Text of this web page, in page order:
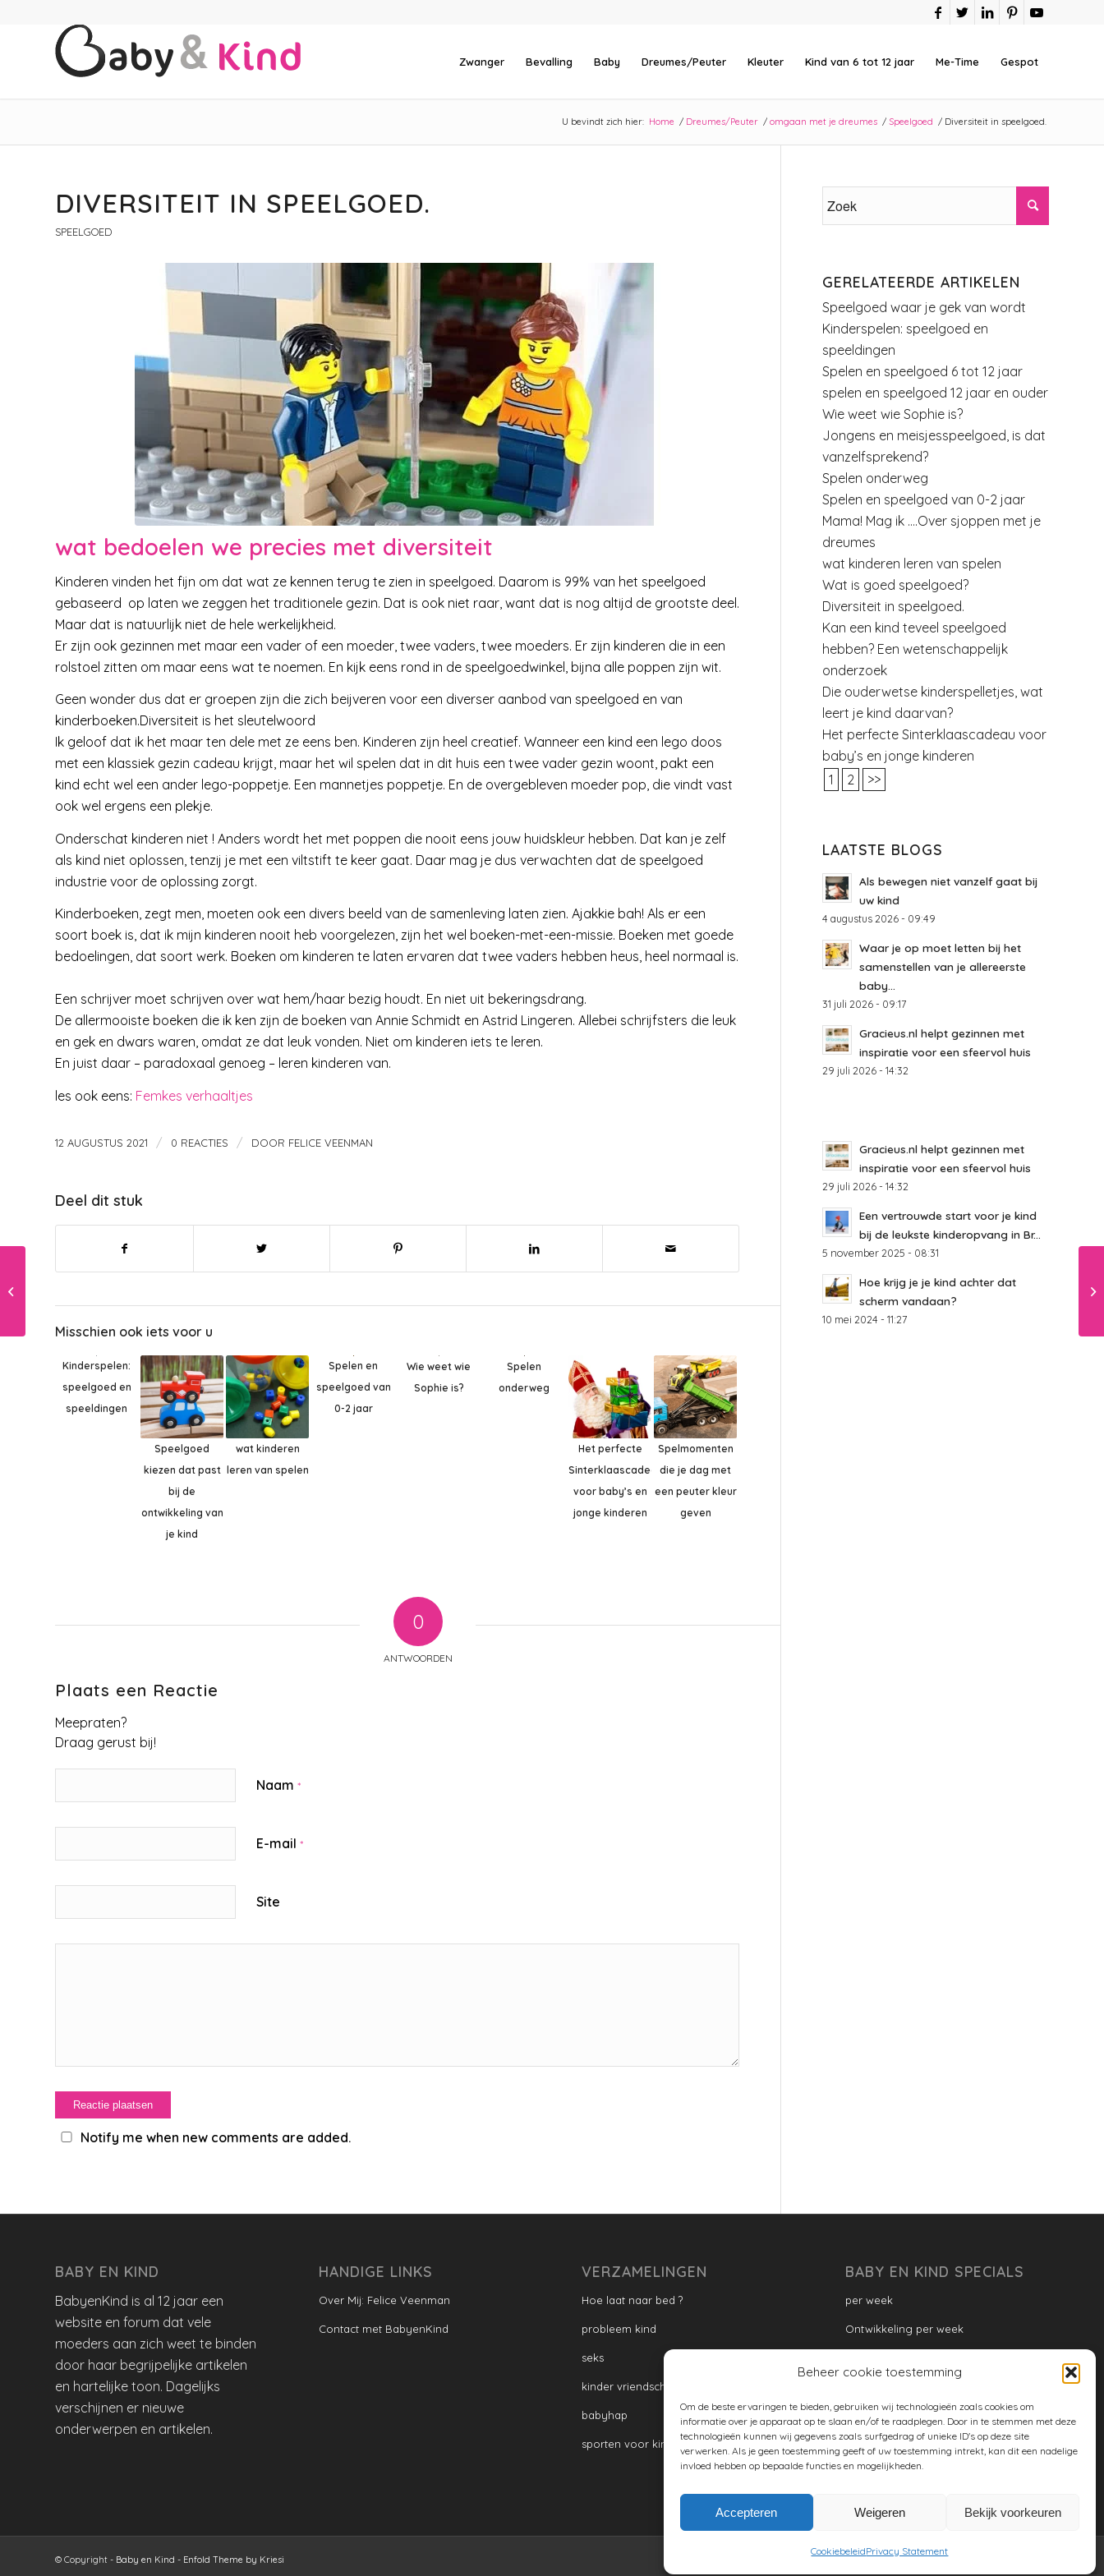
Beheer cookie toestemming
Om de beste ervaringen te bieden, gebruiken wij technologieën zoals cookies om
informatie over je apparaat op te slaan en/of te raadplegen. Door in te stemmen met deze
technologieën kunnen wij gegevens zoals surfgedrag of unieke ID's op deze site
verwerken. Als je geen toestemming geeft of uw toestemming intrekt, kan dit een nadelige
invloed hebben op bepaalde functies en mogelijkheden.
Accepteren Weigeren Bekijk voorkeuren
CookiebeleidPrivacy Statement
Zwanger Bevalling Baby Dreumes/Peuter Kleuter Kind van 6 tot 12 jaar Me-Time Gespot
U bevindt zich hier: Home / Dreumes/Peuter / omgaan met je dreumes / Speelgoed / Diversiteit in speelgoed.
DIVERSITEIT IN SPEELGOED.
SPEELGOED
wat bedoelen we precies met diversiteit
Kinderen vinden het fijn om dat wat ze kennen terug te zien in speelgoed. Daarom is 99% van het speelgoed
gebaseerd op laten we zeggen het traditionele gezin. Dat is ook niet raar, want dat is nog altijd de grootste deel.
Maar dat is natuurlijk niet de hele werkelijkheid.
Er zijn ook gezinnen met maar een vader of een moeder, twee vaders, twee moeders. Er zijn kinderen die in een
rolstoel zitten om maar eens wat te noemen. En kijk eens rond in de speelgoedwinkel, bijna alle poppen zijn wit.
Geen wonder dus dat er groepen zijn die zich beijveren voor een diverser aanbod van speelgoed en van
kinderboeken.Diversiteit is het sleutelwoord
Ik geloof dat ik het maar ten dele met ze eens ben. Kinderen zijn heel creatief. Wanneer een kind een lego doos
met een klassiek gezin cadeau krijgt, maar het wil spelen dat in dit huis een twee vader gezin woont, pakt een
kind echt wel een ander lego-poppetje. Een mannetjes poppetje. En de overgebleven moeder pop, die vindt vast
ook wel ergens een plekje.
Onderschat kinderen niet ! Anders wordt het met poppen die nooit eens jouw huidskleur hebben. Dat kan je zelf
als kind niet oplossen, tenzij je met een viltstift te keer gaat. Daar mag je dus verwachten dat de speelgoed
industrie voor de oplossing zorgt.
Kinderboeken, zegt men, moeten ook een divers beeld van de samenleving laten zien. Ajakkie bah! Als er een
soort boek is, dat ik mijn kinderen nooit heb voorgelezen, zijn het wel boeken-met-een-missie. Boeken met goede
bedoelingen, dat soort werk. Boeken om kinderen te laten ervaren dat twee vaders hebben heus, heel normaal is.
Een schrijver moet schrijven over wat hem/haar bezig houdt. En niet uit bekeringsdrang.
De allermooiste boeken die ik ken zijn de boeken van Annie Schmidt en Astrid Lingeren. Allebei schrijfsters die leuk
en gek en dwars waren, omdat ze dat leuk vonden. Niet om kinderen iets te leren.
En juist daar – paradoxaal genoeg – leren kinderen van.
les ook eens: Femkes verhaaltjes
12 AUGUSTUS 2021 / 0 REACTIES / DOOR FELICE VEENMAN
Deel dit stuk
Misschien ook iets voor u
Kinderspelen:
speelgoed en
speeldingen
Speelgoed
kiezen dat past
bij de
ontwikkeling van
je kind
wat kinderen
leren van spelen
Spelen en
speelgoed van
0-2 jaar
Wie weet wie
Sophie is?
Spelen
onderweg
Het perfecte
Sinterklaascadeau
voor baby’s en
jonge kinderen
Spelmomenten
die je dag met
een peuter kleur
geven
0
ANTWOORDEN
Plaats een Reactie
Meepraten?
Draag gerust bij!
Naam *
E-mail *
Site
Notify me when new comments are added.
GERELATEERDE ARTIKELEN
Speelgoed waar je gek van wordt
Kinderspelen: speelgoed en
speeldingen
Spelen en speelgoed 6 tot 12 jaar
spelen en speelgoed 12 jaar en ouder
Wie weet wie Sophie is?
Jongens en meisjesspeelgoed, is dat
vanzelfsprekend?
Spelen onderweg
Spelen en speelgoed van 0-2 jaar
Mama! Mag ik ….Over sjoppen met je
dreumes
wat kinderen leren van spelen
Wat is goed speelgoed?
Diversiteit in speelgoed.
Kan een kind teveel speelgoed
hebben? Een wetenschappelijk
onderzoek
Die ouderwetse kinderspelletjes, wat
leert je kind daarvan?
Het perfecte Sinterklaascadeau voor
baby’s en jonge kinderen
1
2 >>
LAATSTE BLOGS
Als bewegen niet vanzelf gaat bij
uw kind
4 augustus 2026 - 09:49
Waar je op moet letten bij het
samenstellen van je allereerste
baby...
31 juli 2026 - 09:17
Gracieus.nl helpt gezinnen met
inspiratie voor een sfeervol huis
29 juli 2026 - 14:32
Gracieus.nl helpt gezinnen met
inspiratie voor een sfeervol huis
29 juli 2026 - 14:32
Een vertrouwde start voor je kind
bij de leukste kinderopvang in Br...
5 november 2025 - 08:31
Hoe krijg je je kind achter dat
scherm vandaan?
10 mei 2024 - 11:27
BABY EN KIND
BabyenKind is al 12 jaar een
website en forum dat vele
moeders aan zich weet te binden
door haar begrijpelijke artikelen
en hartelijke toon. Dagelijks
verschijnen er nieuwe
onderwerpen en artikelen.
HANDIGE LINKS
Over Mij: Felice Veenman
Contact met BabyenKind
VERZAMELINGEN
Hoe laat naar bed ?
probleem kind
seks
kinder vriendschap
babyhap
sporten voor kinderen
BABY EN KIND SPECIALS
per week
Ontwikkeling per week
Ontwikkeling per maand
ontwikkeling per jaar
Cookiebeleid (EU)
© Copyright - Baby en Kind - Enfold Theme by Kriesi